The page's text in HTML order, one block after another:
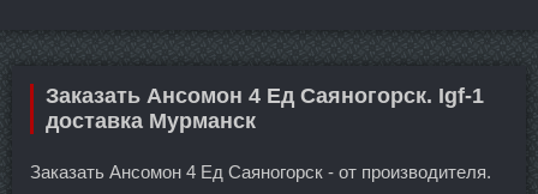
Заказать Ансомон 4 Ед Саяногорск. Igf-1
доставка Мурманск
Заказать Ансомон 4 Ед Саяногорск - от производителя.